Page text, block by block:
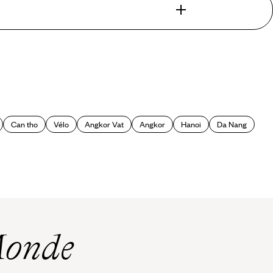
Pagode de l'empereur de Jade, Marché de Ben Thanh où,
un de ses temples kitsch et colorés.
des rizières à perte de vue et leur vert tendre qui
Can tho Vélo Angkor Vat Angkor Hanoi
Da Nang